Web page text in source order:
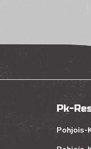
Pk-
Pohjois-